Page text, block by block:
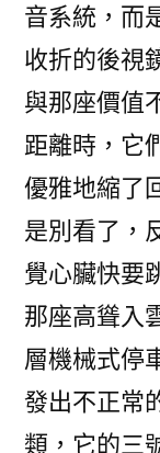
音系統，而
收折的後視
與那座價值
距離時，它
優雅地縮了
是別看了，
覺心臟快要
那座高聳入
層機械式停
發出不正常
類，它的三